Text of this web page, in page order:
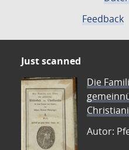
Feedback
Just scanned
Die
Autor: